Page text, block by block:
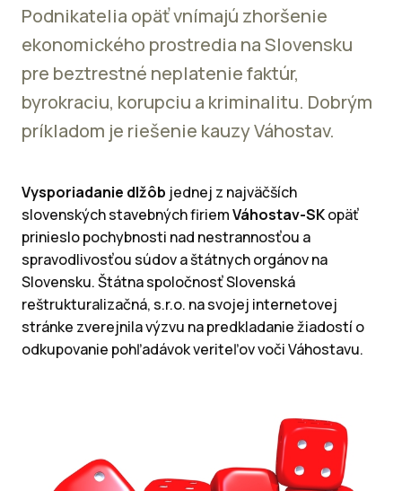
Podnikatelia opäť vnímajú zhoršenie
ekonomického prostredia na Slovensku
pre beztrestné neplatenie faktúr,
byrokraciu, korupciu a kriminalitu. Dobrým
príkladom je riešenie kauzy Váhostav.
Vysporiadanie dlžôb jednej z najväčších
slovenských stavebných firiemVáhostav-SKopäť
prinieslo pochybnosti nad nestrannosťou a
spravodlivosťou súdov a štátnych orgánov na
Slovensku. Štátna spoločnosť Slovenská
reštrukturalizačná, s.r.o. na svojej internetovej
stránke zverejnila výzvu na predkladanie žiadostí o
odkupovanie pohľadávok veriteľov voči Váhostavu.